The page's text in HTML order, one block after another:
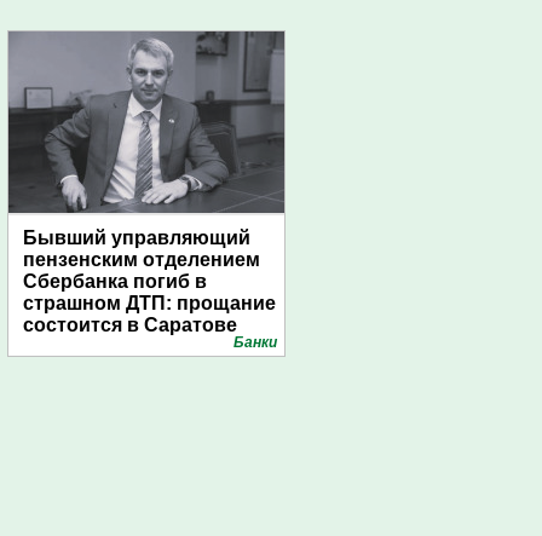
Бывший управляющий
пензенским отделением
Сбербанка погиб в
страшном ДТП: прощание
состоится в Саратове
Банки